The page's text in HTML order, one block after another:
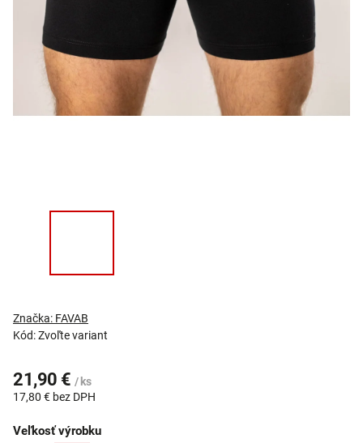
Kód:Zvoľte variant
Značka: FAVAB
21,90 € / ks
17,80 € bez DPH
Veľkosť výrobku